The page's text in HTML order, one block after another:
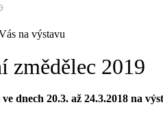
na výstavu
změdělec 2019
dnech 20.3. až 24.3.2018 na